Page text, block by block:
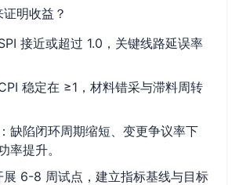
明收益？
接近或超过 1.0，关键线路延误率
稳定在 ≥1，材料错采与滞料周转
缺陷闭环周期缩短、变更争议率下
率提升。
展 6-8 周试点，建立指标基线与目标